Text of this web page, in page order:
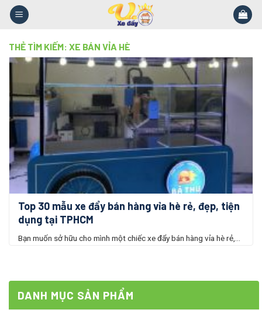
Skip
THẺ TÌM KIẾM: XE BÁN VỈA HÈ
DANH MỤC SẢN PHẨM
Top 30 mẫu xe đẩy bán hàng vỉa hè rẻ, đẹp, tiện
dụng tại TPHCM
Bạn muốn sở hữu cho mình một chiếc xe đẩy bán hàng vỉa hè rẻ,...